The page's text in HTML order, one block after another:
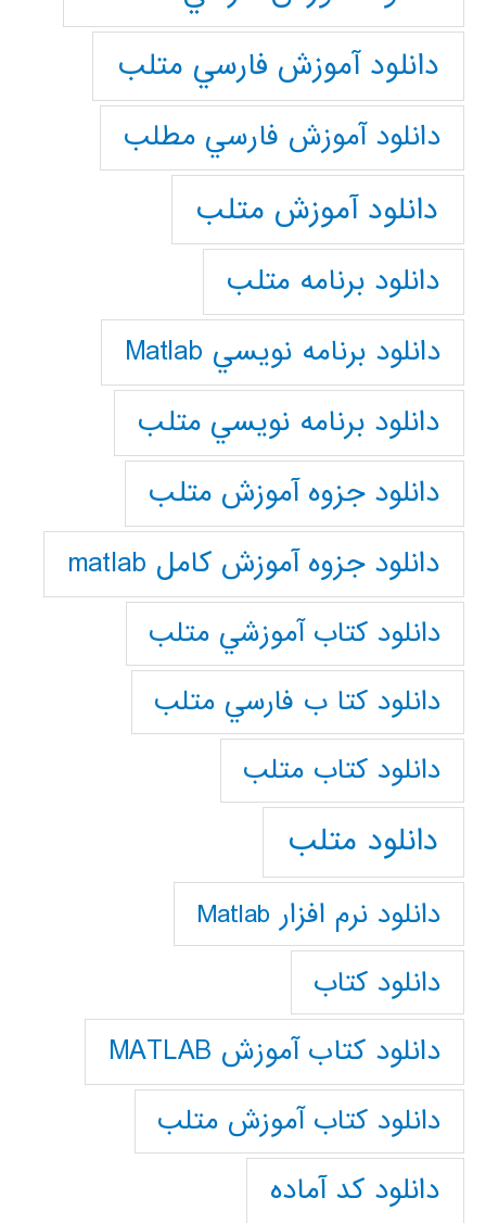
دانلود آموزش فارسي متلب
دانلود آموزش فارسي مطلب
دانلود آموزش متلب
دانلود برنامه متلب
دانلود برنامه نويسي Matlab
دانلود برنامه نويسي متلب
دانلود جزوه آموزش متلب
دانلود جزوه آموزش کامل matlab
دانلود كتاب آموزشي متلب
دانلود كتا ب فارسي متلب
دانلود كتاب متلب
دانلود متلب
دانلود نرم افزار Matlab
دانلود کتاب
دانلود کتاب آموزش MATLAB
دانلود کتاب آموزش متلب
دانلود کد آماده